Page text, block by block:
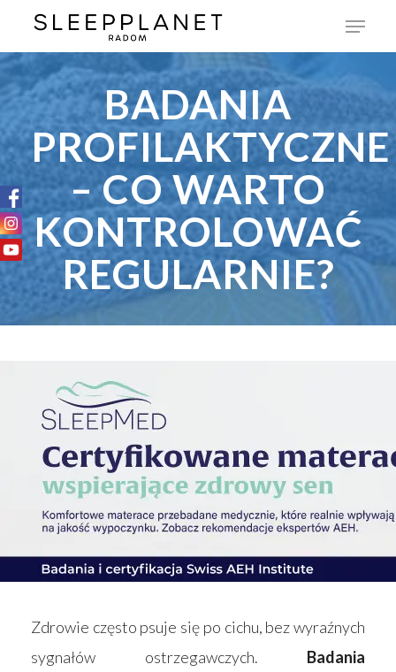
BADANIA
PROFILAKTYCZNE
– CO WARTO
KONTROLOWAĆ
REGULARNIE?
Zdrowie często psuje się po cichu, bez wyraźnych
sygnałów ostrzegawczych. Badania